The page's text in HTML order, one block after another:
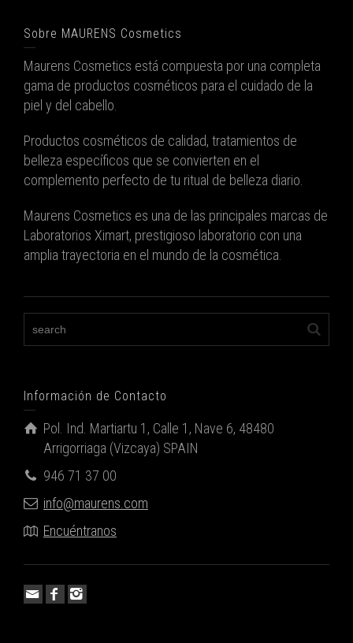
Sobre MAURENS Cosmetics
Maurens Cosmetics está compuesta por una completa
gama de productos cosméticos para el cuidado de la
piel y del cabello.
Productos cosméticos de calidad, tratamientos de
belleza específicos que se convierten en el
complemento perfecto de tu ritual de belleza diario.
Maurens Cosmetics es una de las principales marcas de
Laboratorios Ximart, prestigioso laboratorio con una
amplia trayectoria en el mundo de la cosmética.
Información de Contacto
Pol. Ind. Martiartu 1, Calle 1, Nave 6, 48480
Arrigorriaga (Vizcaya) SPAIN
946 71 37 00
info@maurens.com
Encuéntranos